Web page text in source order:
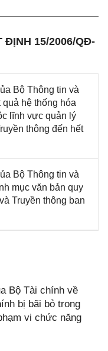
ĐỊNH 15/2006/QĐ-
Bộ Thông tin và
hệ thống hóa
lĩnh vực quản lý
thông đến hết
Bộ Thông tin và
mục văn bản quy
Truyền thông ban
Bộ Tài chính về
bị bãi bỏ trong
vi chức năng